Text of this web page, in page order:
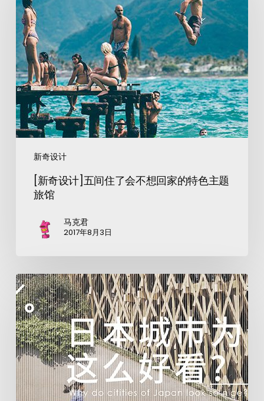
新奇设计
[新奇设计]五间住了会不想回家的特色主题
旅馆
马克君
2017年8月3日